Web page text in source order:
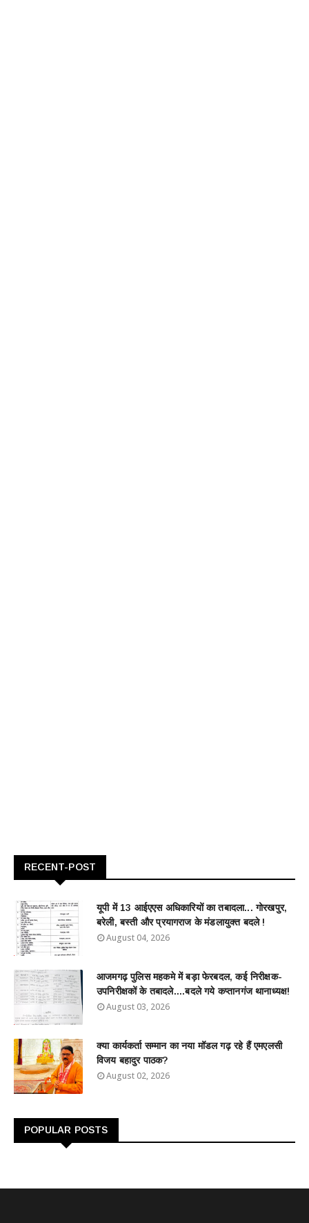
RECENT-POST
यूपी में 13 आईएएस अधिकारियों का तबादला... गोरखपुर,
बरेली, बस्ती और प्रयागराज के मंडलायुक्त बदले !
August 04, 2026
आजमगढ़ पुलिस महकमे में बड़ा फेरबदल, कई निरीक्षक-
उपनिरीक्षकों के तबादले....बदले गये कप्तानगंज थानाध्यक्ष!
August 03, 2026
क्या कार्यकर्ता सम्मान का नया मॉडल गढ़ रहे हैं एमएलसी
विजय बहादुर पाठक?
August 02, 2026
POPULAR POSTS